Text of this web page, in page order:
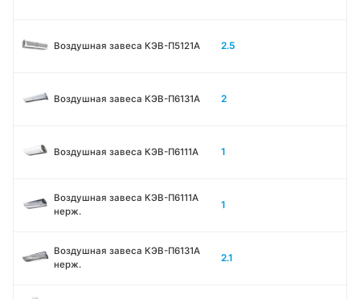
Воздушная завеса КЭВ-П5121А 2.5
Воздушная завеса КЭВ-П6131A 2
Воздушная завеса КЭВ-П6111A 1
Воздушная завеса КЭВ-П6111A
нерж.
1
Воздушная завеса КЭВ-П6131A
нерж.
2.1